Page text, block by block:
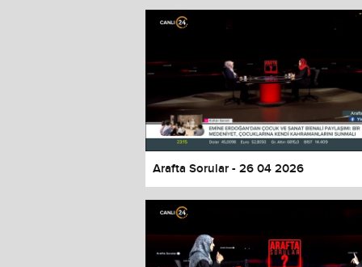
Arafta Sorular - 26 04 2026